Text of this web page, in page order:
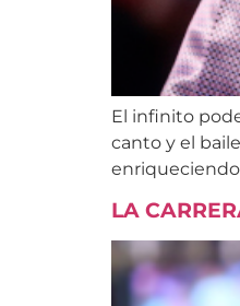
El infinito
canto y el
LA